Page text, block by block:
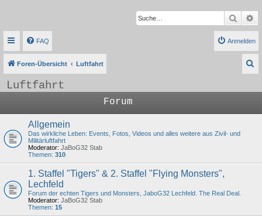
Suche
FAQ Anmelden
Foren-Übersicht Luftfahrt
c
Luftfahrt
Forum
Allgemein
Das wirkliche Leben: Events, Fotos, Videos und alles weitere aus Zivil- und
Militärluftfahrt
Moderator: JaBoG32 Stab
Themen: 310
1. Staffel "Tigers" & 2. Staffel "Flying Monsters",
Lechfeld
Forum der echten Tigers und Monsters, JaboG32 Lechfeld. The Real Deal.
Moderator: JaBoG32 Stab
Themen: 15